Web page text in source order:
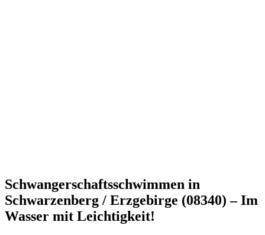
Schwangerschaftsschwimmen in
Schwarzenberg / Erzgebirge (08340) – Im
Wasser mit Leichtigkeit!